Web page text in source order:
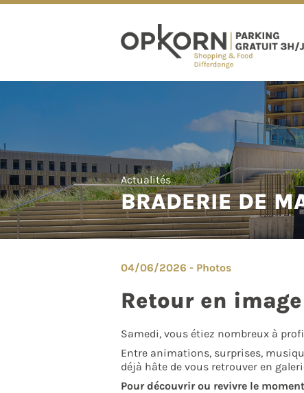
Actualités
BRADERIE DE
04/06/2026 - Photos
Retour en
Samedi, vous étiez nombreux à
Entre animations, surprises,
déjà hâte de vous retrouver en
Pour découvrir ou revivre le